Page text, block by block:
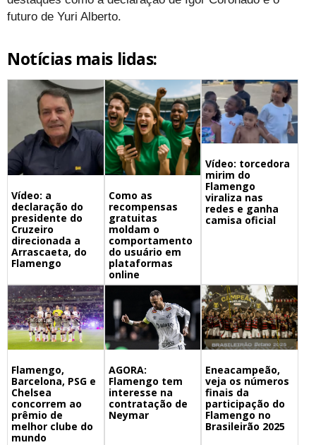
futuro de Yuri Alberto.
Notícias mais lidas:
Vídeo: a
declaração do
presidente do
Cruzeiro
direcionada a
Arrascaeta, do
Flamengo
Como as
recompensas
gratuitas
moldam o
comportamento
do usuário em
plataformas
online
Vídeo: torcedora
mirim do
Flamengo
viraliza nas
redes e ganha
camisa oficial
Flamengo,
Barcelona, PSG e
Chelsea
concorrem ao
prêmio de
melhor clube do
mundo
AGORA:
Flamengo tem
interesse na
contratação de
Neymar
Eneacampeão,
veja os números
finais da
participação do
Flamengo no
Brasileirão 2025